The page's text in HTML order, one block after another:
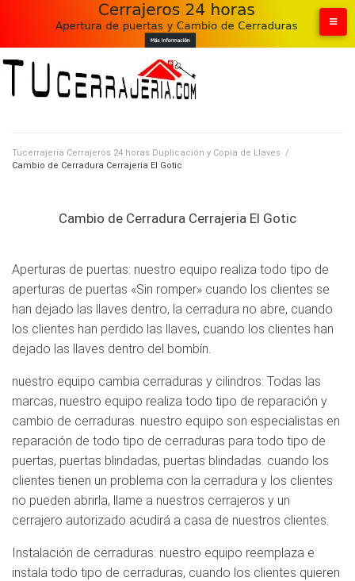
content
Tucerrajeria Cerrajeros 24 horas Duplicación y Copia de Llaves /
Cambio de Cerradura Cerrajeria El Gotic
Cambio de Cerradura Cerrajeria El Gotic
Aperturas de puertas: nuestro equipo realiza todo tipo de
aperturas de puertas «Sin romper» cuando los clientes se
han dejado las llaves dentro, la cerradura no abre, cuando
los clientes han perdido las llaves, cuando los clientes han
dejado las llaves dentro del bombín.
nuestro equipo cambia cerraduras y cilindros: Todas las
marcas, nuestro equipo realiza todo tipo de reparación y
cambio de cerraduras. nuestro equipo son especialistas en
reparación de todo tipo de cerraduras para todo tipo de
puertas, puertas blindadas, puertas blindadas. cuando los
clientes tienen un problema con la cerradura y los clientes
no pueden abrirla, llame a nuestros cerrajeros y un
cerrajero autorizado acudirá a casa de nuestros clientes.
Instalación de cerraduras: nuestro equipo reemplaza e
instala todo tipo de cerraduras, cuando los clientes quieren